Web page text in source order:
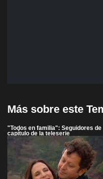
Más sobre este
"Todos en familia": Seguidores
capítulo de la teleserie